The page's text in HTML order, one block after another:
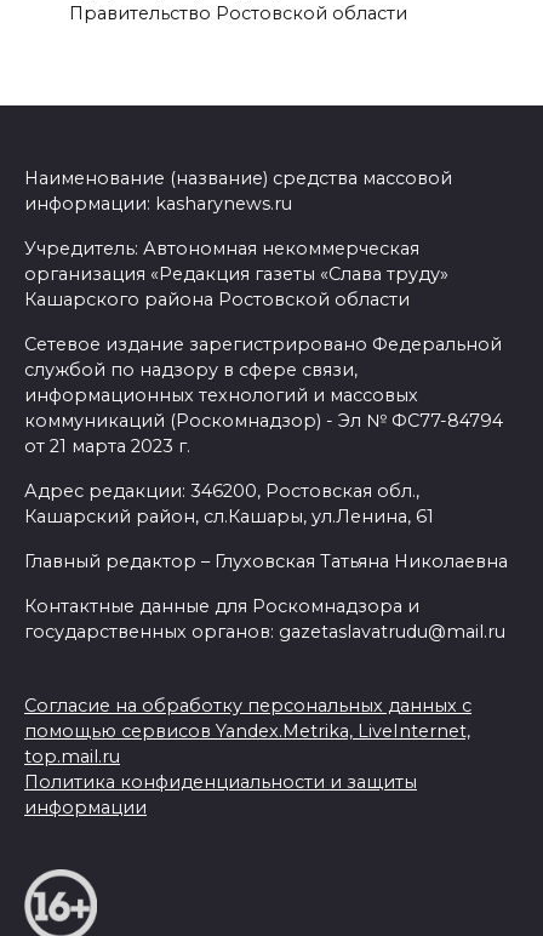
Правительство Ростовской области
Наименование (название) средства массовой
информации: kasharynews.ru
Учредитель: Автономная некоммерческая
организация «Редакция газеты «Слава труду»
Кашарского района Ростовской области
Сетевое издание зарегистрировано Федеральной
службой по надзору в сфере связи,
информационных технологий и массовых
коммуникаций (Роскомнадзор) - Эл № ФС77-84794
от 21 марта 2023 г.
Адрес редакции: 346200, Ростовская обл.,
Кашарский район, сл.Кашары, ул.Ленина, 61
Главный редактор – Глуховская Татьяна Николаевна
Контактные данные для Роскомнадзора и
государственных органов: gazetaslavatrudu@mail.ru
Согласие на обработку персональных данных с
помощью сервисов Yandex.Metrika, LiveInternet,
top.mail.ru
Политика конфиденциальности и защиты
информации